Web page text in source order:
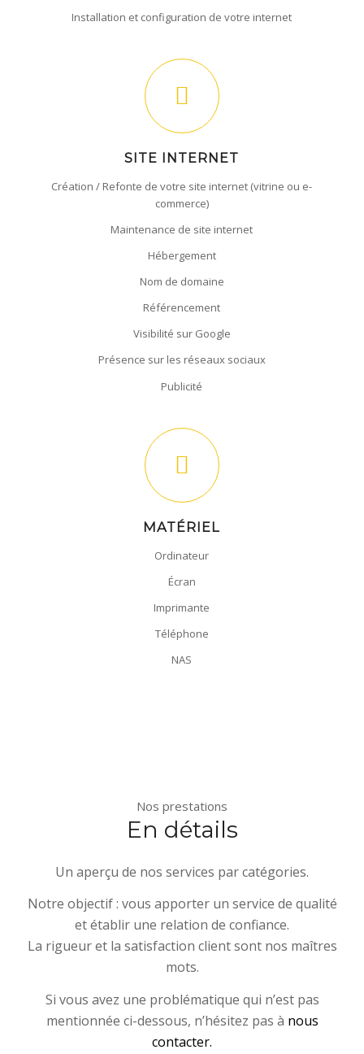
Installation et configuration de votre internet
SITE INTERNET
Création / Refonte de votre site internet (vitrine ou e-
commerce)
Maintenance de site internet
Hébergement
Nom de domaine
Référencement
Visibilité sur Google
Présence sur les réseaux sociaux
Publicité
MATÉRIEL
Ordinateur
Écran
Imprimante
Téléphone
NAS
Nos prestations
En détails
Un aperçu de nos services par catégories.
Notre objectif : vous apporter un service de qualité
et établir une relation de confiance.
La rigueur et la satisfaction client sont nos maîtres
mots.
Si vous avez une problématique qui n’est pas
mentionnée ci-dessous, n’hésitez pas à nous
contacter.